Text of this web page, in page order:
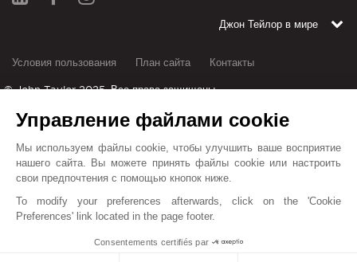
Джон Тейлор в мире
Условия пользования План сайта Контакты
© John Taylor 2025. Все права защищены.
A.B.I.N.I. Officially founded in the beginning of 2020 to control the real estate sector in
the Balearic Islands to promote competent and ethical practice by creating a
certification program to secure minimum standards. John Taylor Mallorca are proud to
be among the founding members of the association.
Управление файлами cookie
Мы используем файлы cookie, чтобы улучшить ваше восприятие
нашего сайта. Вы можете принять файлы cookie или настроить
свои предпочтения с помощью кнопок ниже.
To modify your preferences afterwards, click on the 'Cookie
Preferences' link located in the page footer.
Consentements certifiés par